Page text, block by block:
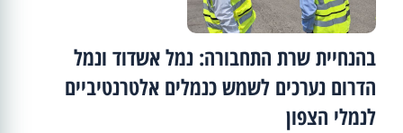
בהנחיית שרת התחבורה: נמל אשדוד ונמל
הדרום נערכים לשמש כנמלים אלטרנטיביים
לנמלי הצפון